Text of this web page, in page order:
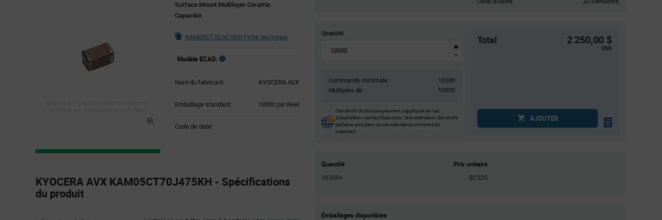
Surface Mount Multilayer Ceramic
Capacitor
KAM05CT70J475KH Fiche technique
Modèle ECAD:
Nom du fabricant: KYOCERA AVX
Emballage standard:
Product10000 par Reel
Code de date:
Specification
Section
KYOCERA AVX KAM05CT70J475KH - Spécifications
du produit
Quantité
Commande minimale :
10000
Multiples de :
10000
Des droits de douane peuvent s’appliquer en cas
d’expédition vers les États-Unis. Une estimation des droits
tarifaires sera dans ce cas calculée au moment du
paiement.
Total 2 250,00 $
USD
AJOUTER
Quantité Prix unitaire
10 000+ $0.225
Variant
Emballages disponibles